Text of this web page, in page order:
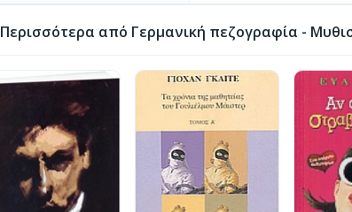
Περισσότερα από Γερμανική πεζογραφία -